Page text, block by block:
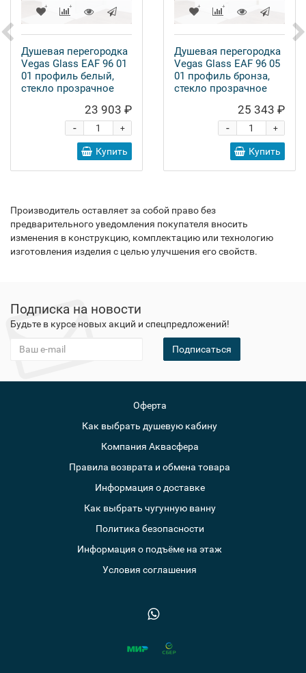
Душевая перегородка
Vegas Glass EAF 96 01
01 профиль белый,
стекло прозрачное
23 903 ₽
+
-
Купить
Душевая перегородка
Vegas Glass EAF 96 05
01 профиль бронза,
стекло прозрачное
25 343 ₽
+
-
Купить
Производитель оставляет за собой право без
предварительного уведомления покупателя вносить
изменения в конструкцию, комплектацию или технологию
изготовления изделия с целью улучшения его свойств.
Подписка на новости
Будьте в курсе новых акций и спецпредложений!
Подписаться
Оферта
Как выбрать душевую кабину
Компания Аквасфера
Правила возврата и обмена товара
Информация о доставке
Как выбрать чугунную ванну
Политика безопасности
Информация о подъёме на этаж
Условия соглашения